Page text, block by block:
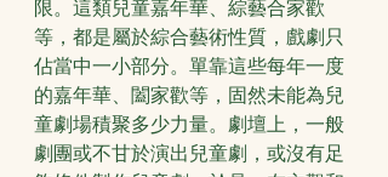
限。這類兒童嘉年華、綜藝合家歡
等，都是屬於綜合藝術性質，戲劇只
佔當中一小部分。單靠這些每年一度
的嘉年華、闔家歡等，固然未能為兒
童劇場積聚多少力量。劇壇上，一般
劇團或不甘於演出兒童劇，或沒有足